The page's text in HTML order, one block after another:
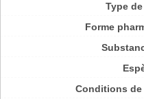
Type
Forme
Conditions de